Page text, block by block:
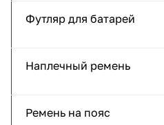
Футляр для батарей
Наплечный ремень
Ремень на пояс